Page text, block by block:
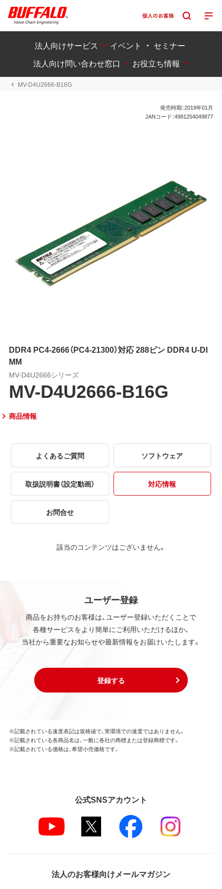
法人向けサービス
イベント ・ セミナー
法人向け問い合わせ窓口
お役立ち情報
MV-D4U2666-B16G
発売時期：2019年01月
JANコード：4981254049877
DDR4 PC4-2666（PC4-21300）対応 288ピン DDR4 U-DI
MM
MV-D4U2666シリーズ
MV-D4U2666-B16G
商品情報
よくあるご質問 ソフトウェア
取扱説明書（設定動画） 対応情報
お問合せ
該当のコンテンツはございません。
ユーザー登録
商品をお持ちのお客様は、ユーザー登録いただくことで
各種サービスをより簡単にご利用いただけるほか、
当社から重要なお知らせや最新情報をお届けいたします。
登録する
※記載されている速度表記は規格値で、実環境での速度ではありません。
※記載されている各商品名は、一般に各社の商標または登録商標です。
※記載されている価格は、希望小売価格です。
公式SNSアカウント
法人のお客様向けメールマガジン